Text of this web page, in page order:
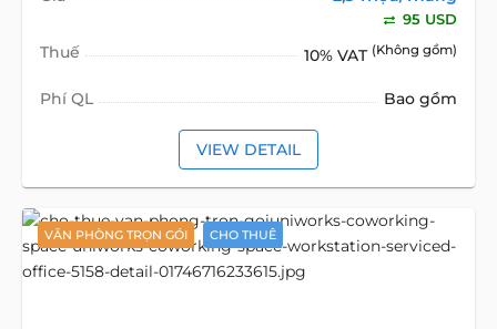
95 USD
Thuế 10% VAT (Không gồm)
Phí QL Bao gồm
VIEW DETAIL
VĂN PHÒNG TRỌN GÓI CHO THUÊ